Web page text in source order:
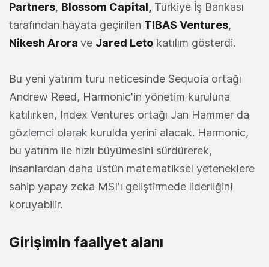
Partners, Blossom Capital, Türkiye İş Bankası
tarafından hayata geçirilen TIBAS Ventures,
Nikesh Arora ve Jared Leto katılım gösterdi.
Bu yeni yatırım turu neticesinde Sequoia ortağı
Andrew Reed, Harmonic'in yönetim kuruluna
katılırken, Index Ventures ortağı Jan Hammer da
gözlemci olarak kurulda yerini alacak. Harmonic,
bu yatırım ile hızlı büyümesini sürdürerek,
insanlardan daha üstün matematiksel yeteneklere
sahip yapay zeka MSI'ı geliştirmede liderliğini
koruyabilir.
Girişimin faaliyet alanı